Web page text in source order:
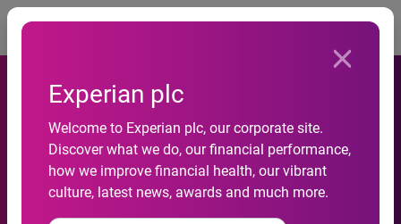
Experian plc
Welcome to Experian plc, our corporate site.
Discover what we do, our financial performance,
how we improve financial health, our vibrant
culture, latest news, awards and much more.
Consumidor reduz gastos e
cheques sem fundos
apresentam queda em